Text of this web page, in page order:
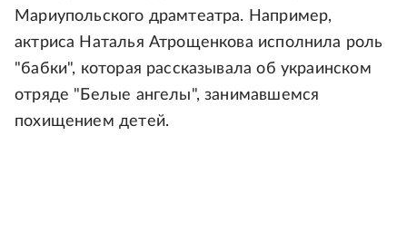
Мариупольского драмтеатра. Например,
актриса Наталья Атрощенкова исполнила роль
"бабки", которая рассказывала об украинском
отряде "Белые ангелы", занимавшемся
похищением детей.